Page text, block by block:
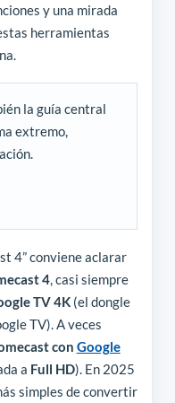
y una mirada
herramientas
la guía central
extremo,
4” conviene aclarar
4, casi siempre
TV 4K(el dongle
TV). A veces
con Google
a Full HD). En 2025
simples de convertir